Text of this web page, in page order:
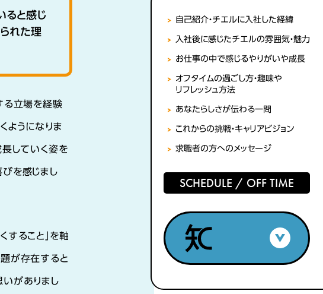
自己紹介・チエルに入社した経緯
入社後に感じたチエルの雰囲気・魅力
お仕事の中で感じるやりがいや成長
オフタイムの過ごし方・趣味や
リフレッシュ方法
あなたらしさが伝わる一問
これからの挑戦・キャリアビジョン
求職者の方へのメッセージ
SCHEDULE / OFF TIME
ると感じ
れた理
る立場を経験
ようになりま
長していく姿を
を感じまし
すること」を軸
が存在すると
がありまし